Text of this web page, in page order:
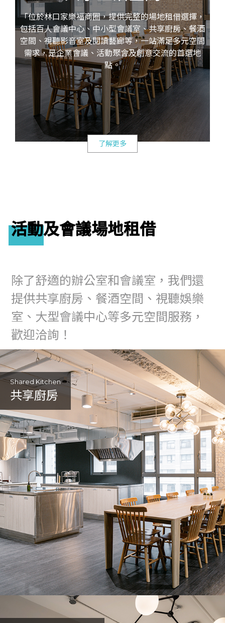
「位於林口家樂福商圈，提供完整的場地租借選擇，
包括百人會議中心、中小型會議室、共享廚房、餐酒
空間、視聽影音室及閱讀藝廊等，一站滿足多元空間
需求，是企業會議、活動聚會及創意交流的首選地
點。
了解更多
活動及會議場地租借
除了舒適的辦公室和會議室，我們還
提供共享廚房、餐酒空間、視聽娛樂
室、大型會議中心等多元空間服務，
歡迎洽詢！
Shared Kitchen
共享廚房